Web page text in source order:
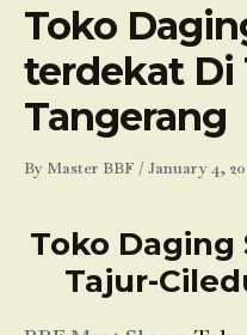
Toko
terdekat Di
Tangerang
By Master BBF /January 4,
Toko
Tajur-